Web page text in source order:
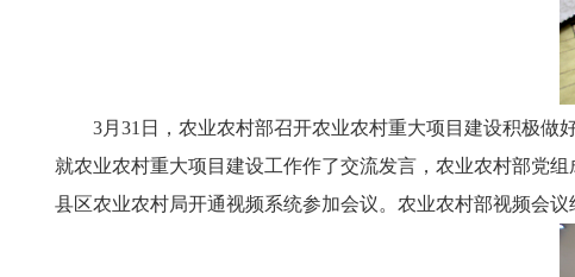
3月31日，农业农村部召开农业农村重大项目建设积极做
就农业农村重大项目建设工作作了交流发言，农业农村部党
县区农业农村局开通视频系统参加会议。农业农村部视频会